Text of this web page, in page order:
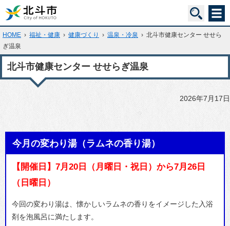
HOME › 福祉・健康 › 健康づくり › 温泉・冷泉 › 北斗市健康センター せせら
ぎ温泉
北斗市健康センター せせらぎ温泉
2026年7月17日
今月の変わり湯（ラムネの香り湯）
【開催日】7月20日（月曜日・祝日）から7月26日
（日曜日）
今回の変わり湯は、懐かしいラムネの香りをイメージした入浴
剤を泡風呂に満たします。